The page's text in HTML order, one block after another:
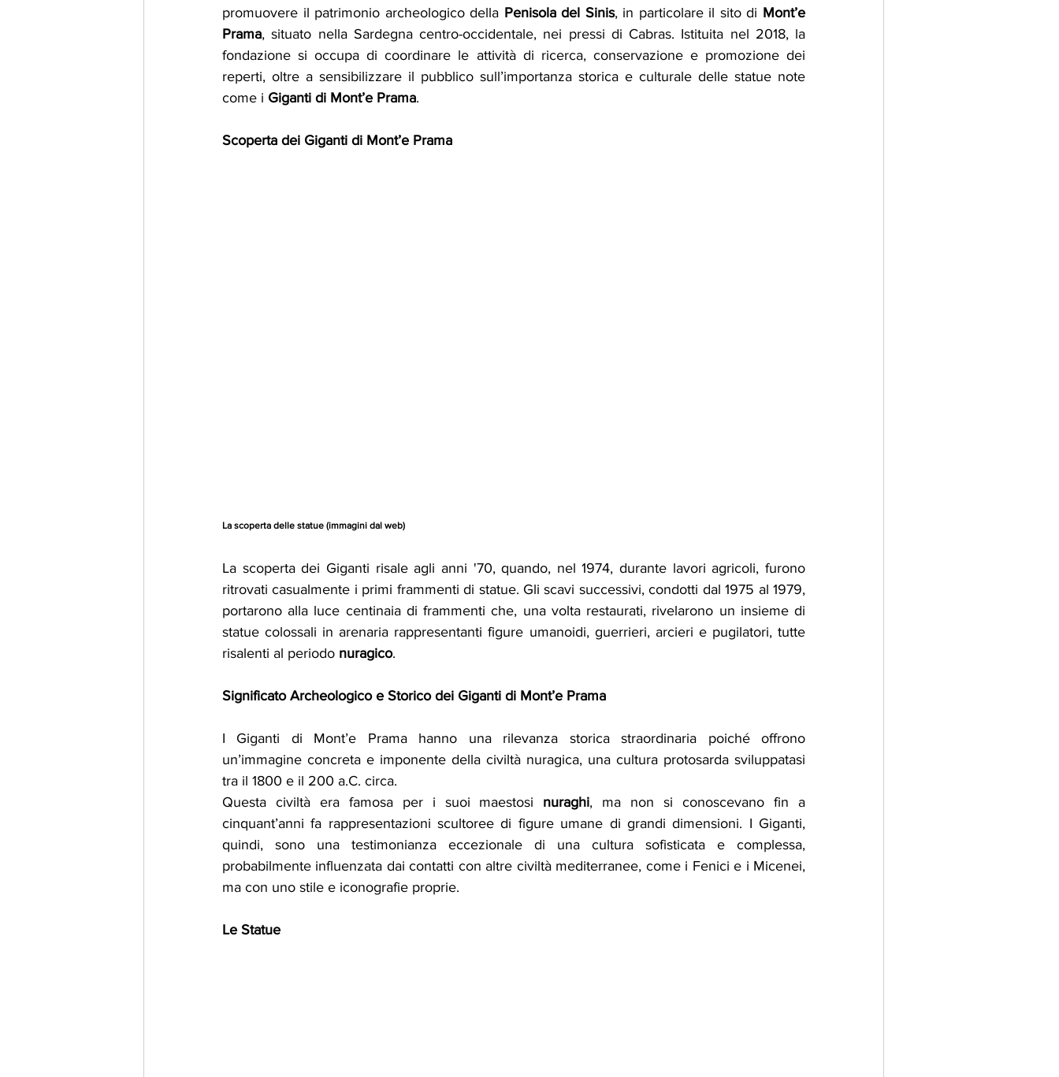
promuovere il patrimonio archeologico della Penisola del Sinis, in particolare il sito di Mont’e
Prama, situato nella Sardegna centro-occidentale, nei pressi di Cabras. Istituita nel 2018, la
fondazione si occupa di coordinare le attività di ricerca, conservazione e promozione dei
reperti, oltre a sensibilizzare il pubblico sull’importanza storica e culturale delle statue note
come i Giganti di Mont’e Prama.
Scoperta dei Giganti di Mont’e Prama
La scoperta delle statue (immagini dal web)
La scoperta dei Giganti risale agli anni '70, quando, nel 1974, durante lavori agricoli, furono
ritrovati casualmente i primi frammenti di statue. Gli scavi successivi, condotti dal 1975 al 1979,
portarono alla luce centinaia di frammenti che, una volta restaurati, rivelarono un insieme di
statue colossali in arenaria rappresentanti figure umanoidi, guerrieri, arcieri e pugilatori, tutte
risalenti al periodo nuragico.
Significato Archeologico e Storico dei Giganti di Mont’e Prama
I Giganti di Mont’e Prama hanno una rilevanza storica straordinaria poiché offrono
un’immagine concreta e imponente della civiltà nuragica, una cultura protosarda sviluppatasi
tra il 1800 e il 200 a.C. circa.
Questa civiltà era famosa per i suoi maestosi nuraghi, ma non si conoscevano fin a
cinquant’anni fa rappresentazioni scultoree di figure umane di grandi dimensioni. I Giganti,
quindi, sono una testimonianza eccezionale di una cultura sofisticata e complessa,
probabilmente influenzata dai contatti con altre civiltà mediterranee, come i Fenici e i Micenei,
ma con uno stile e iconografie proprie.
Le Statue